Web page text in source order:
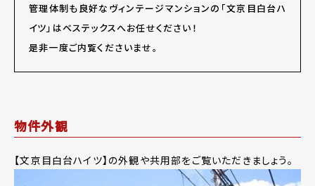
管理体制も良好なヴィンテージマンションの「文京目白台ハ
イツ」はベステックスへお任せください！
是非一度ご内覧くださいませ。
物件外観
【文京目白台ハイツ】の外観や共用部をご覧いただきましょう。